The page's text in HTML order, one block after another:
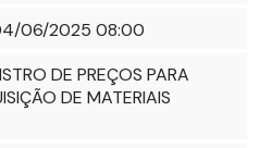
06/2025 08:00
DE PREÇOS PARA
DE MATERIAIS